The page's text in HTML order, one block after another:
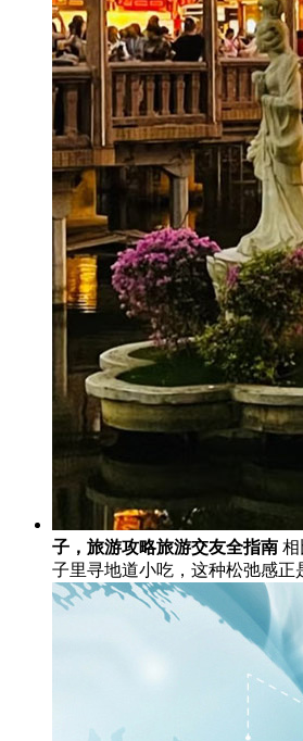
子，旅游攻略旅游交友全指南 相
子里寻地道小吃，这种松弛感正